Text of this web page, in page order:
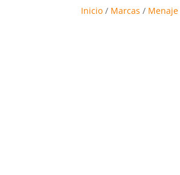
Inicio / Marcas / Menaje